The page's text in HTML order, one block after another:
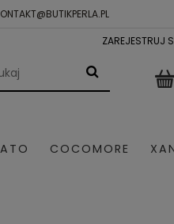
ZAREJESTRUJ
COCOMORE